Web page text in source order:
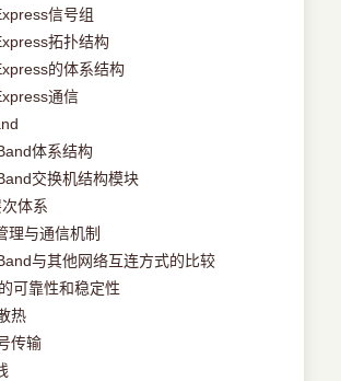
信号组
拓扑结构
的体系结构
通信
体系结构
交换机结构模块
体系
理与通信机制
与其他网络互连方式的比较
可靠性和稳定性
热
传输